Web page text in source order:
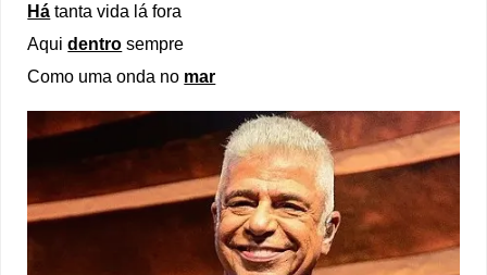
Há tanta vida lá fora
Aquidentro sempre
Como uma onda no mar